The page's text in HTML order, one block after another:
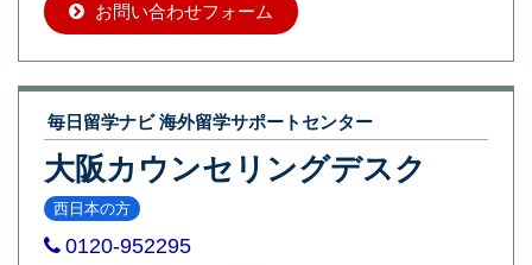
お問い合わせフォーム
毎日留学ナビ 海外留学サポートセンター
大阪カウンセリングデスク
西日本の方
0120-952295